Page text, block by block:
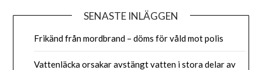
SENASTE INLÄGGEN
Frikänd från mordbrand – döms för våld mot polis
Vattenläcka orsakar avstängt vatten i stora delar av